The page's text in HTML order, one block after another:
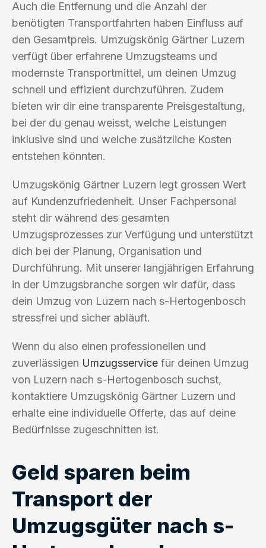
Auch die Entfernung und die Anzahl der
benötigten Transportfahrten haben Einfluss auf
den Gesamtpreis. Umzugskönig Gärtner Luzern
verfügt über erfahrene Umzugsteams und
modernste Transportmittel, um deinen Umzug
schnell und effizient durchzuführen. Zudem
bieten wir dir eine transparente Preisgestaltung,
bei der du genau weisst, welche Leistungen
inklusive sind und welche zusätzliche Kosten
entstehen könnten.
Umzugskönig Gärtner Luzern legt grossen Wert
auf Kundenzufriedenheit. Unser Fachpersonal
steht dir während des gesamten
Umzugsprozesses zur Verfügung und unterstützt
dich bei der Planung, Organisation und
Durchführung. Mit unserer langjährigen Erfahrung
in der Umzugsbranche sorgen wir dafür, dass
dein Umzug von Luzern nach s-Hertogenbosch
stressfrei und sicher abläuft.
Wenn du also einen professionellen und
zuverlässigen Umzugsservice für deinen Umzug
von Luzern nach s-Hertogenbosch suchst,
kontaktiere Umzugskönig Gärtner Luzern und
erhalte eine individuelle Offerte, das auf deine
Bedürfnisse zugeschnitten ist.
Geld sparen beim
Transport der
Umzugsgüter nach s-